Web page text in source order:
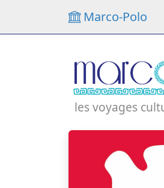
Marco-Polo
les voyages